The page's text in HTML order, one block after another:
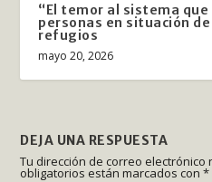
“El temor al sistema
personas en situación
refugios
mayo 20, 2026
DEJA UNA RESPUESTA
Tu dirección de correo electrónico
obligatorios están marcados con*